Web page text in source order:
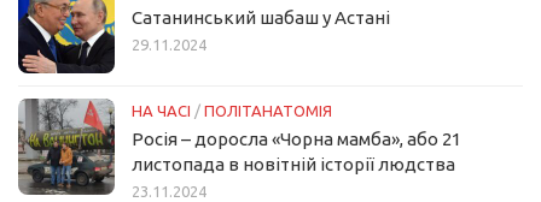
Сатанинський шабаш у Астані
29.11.2024
НА ЧАСІ / ПОЛІТАНАТОМІЯ
Росія – доросла «Чорна мамба», або 21
листопада в новітній історії людства
23.11.2024